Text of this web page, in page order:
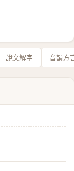
說文解字 音韻方